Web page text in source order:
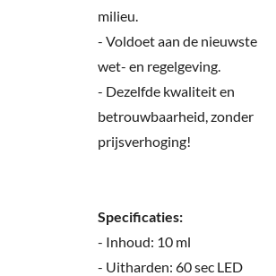
milieu.
- Voldoet aan de nieuwste
wet- en regelgeving.
- Dezelfde kwaliteit en
betrouwbaarheid, zonder
prijsverhoging!
Specificaties:
- Inhoud: 10 ml
- Uitharden: 60 sec LED